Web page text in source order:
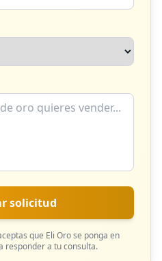
solicitud
que Eli Orose ponga en
responder a tu consulta.